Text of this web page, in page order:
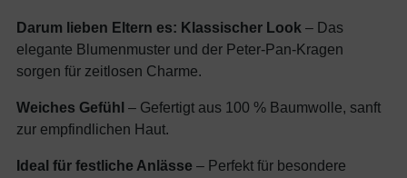
Darum lieben Eltern es: Klassischer Look – Das
elegante Blumenmuster und der Peter-Pan-Kragen
sorgen für zeitlosen Charme.
Weiches Gefühl – Gefertigt aus 100 % Baumwolle, sanft
zur empfindlichen Haut.
Ideal für festliche Anlässe – Perfekt für besondere